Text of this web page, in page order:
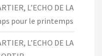
L’ECHO DE LA
pour le printemps
L’ECHO DE LA